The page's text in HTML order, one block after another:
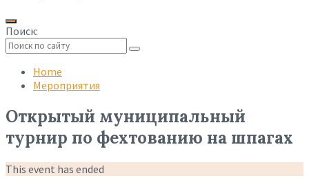
Поиск:
search
Home
Мероприятия
Открытый муниципальный
турнир по фехтованию на шпагах
This event has ended